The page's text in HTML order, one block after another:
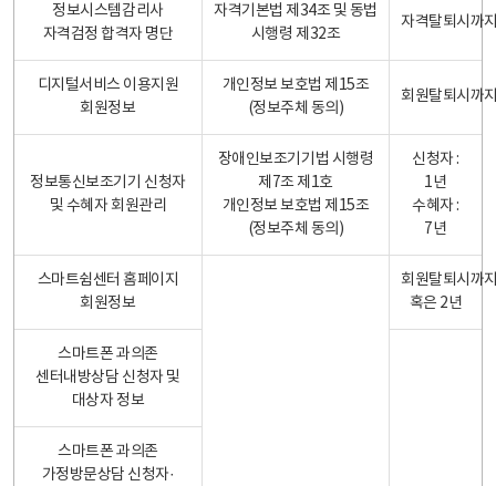
정보시스템감리사
자격검정 합격자 명단
자격기본법 제34조 및 동법
시행령 제32조
자격탈퇴시까
디지털서비스 이용지원
회원정보
개인정보 보호법 제15조
(정보주체 동의)
회원탈퇴시까
정보통신보조기기 신청자
및 수혜자 회원관리
장애인보조기기법 시행령
제7조 제1호
개인정보 보호법 제15조
(정보주체 동의)
신청자 :
1년
수혜자 :
7년
스마트쉼센터 홈페이지
회원정보
회원탈퇴시까
혹은 2년
스마트폰 과의존
센터내방상담 신청자 및
대상자 정보
스마트폰 과의존
가정방문상담 신청자·